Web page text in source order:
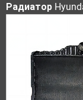
Радиатор